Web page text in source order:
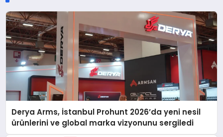
Derya Arms, İstanbul Prohunt 2026’da yeni nesil
ürünlerini ve global marka vizyonunu sergiledi